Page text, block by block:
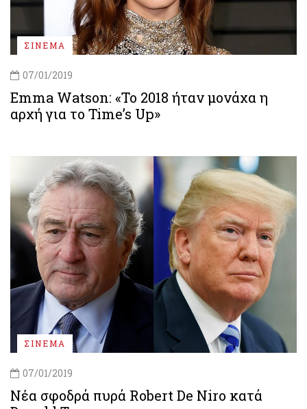
ΣΙΝΕΜΑ
07/01/2019
Emma Watson: «Το 2018 ήταν μονάχα η
αρχή για το Time’s Up»
ΣΙΝΕΜΑ
07/01/2019
Νέα σφοδρά πυρά Robert De Niro κατά